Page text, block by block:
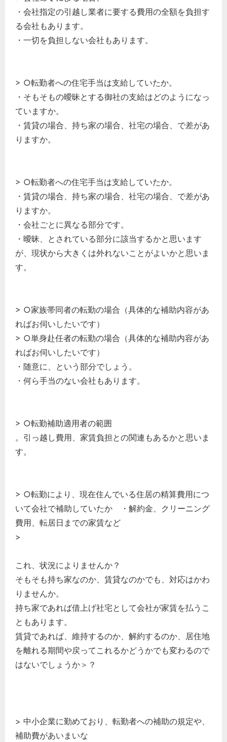
・会社指定の引越し業者に要する費用の全額を負担す
る会社もあります。
・一切を負担しない会社もあります。
> ○転勤者への住宅手当は支給していたか。
・そもそもの曖昧とする御社の支給はどのようになっ
ていますか。
・賃貸の場合、持ち家の場合、社宅の場合、で差があ
りますか。
> ○転勤者への住宅手当は支給していたか。
・賃貸の場合、持ち家の場合、社宅の場合、で差があ
りますか。
・会社ごとに異なる部分です。
・曖昧、とされている部分に該当するかと思います
が、現状から大きくは外れないことがよいかと思いま
す。
> ○家族帯同者の転勤の場合（具体的な補助内容があ
ればお伺いしたいです）
> ○単身赴任者の転勤の場合（具体的な補助内容があ
ればお伺いしたいです）
・随意に、という部分でしょう。
・何ら手当のない会社もあります。
> ○転勤補助適用者の範囲
。引っ越し費用、家賃負担との関連もあるかと思いま
す。
> ○転勤により、現在住んでいる住居の精算費用につ
いて会社で補助していたか ・解約金、クリーニング
費用、転居日までの家賃など
>
これ、状況によりませんか？
そもそも持ち家なのか、賃貸なのかでも、対応はかわ
りませんか。
持ち家であれば借上げ社宅として会社が家賃を払うこ
ともあります。
賃貸であれば、維持するのか、解約するのか、居住地
を離れる期間や戻ってこれるかどうかでも変わるので
はないでしょうか＞？
> 中小企業に勤めており、転勤者への補助の規定や、
補助費があいまいな
税務経理
企業法務